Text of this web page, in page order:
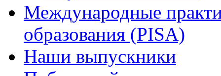
Международные
образования (PISA)
Наши выпускники